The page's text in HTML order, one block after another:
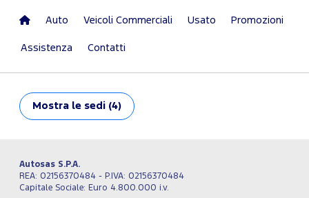
Auto Veicoli Commerciali Usato Promozioni
Assistenza Contatti
Mostra le sedi (4)
Autosas S.P.A.
REA: 02156370484 - P.IVA: 02156370484
Capitale Sociale: Euro 4.800.000 i.v.